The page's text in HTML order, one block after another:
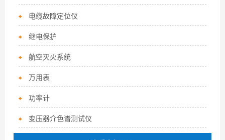
电缆故障定位仪
继电保护
航空灭火系统
万用表
功率计
变压器介色谱测试仪